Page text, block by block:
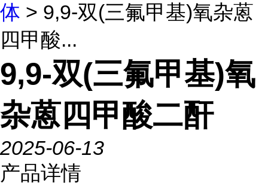
体 > 9,9-双(三氟甲基)氧杂蒽
四甲酸...
9,9-双(三氟甲基)氧
杂蒽四甲酸二酐
2025-06-13
产品详情